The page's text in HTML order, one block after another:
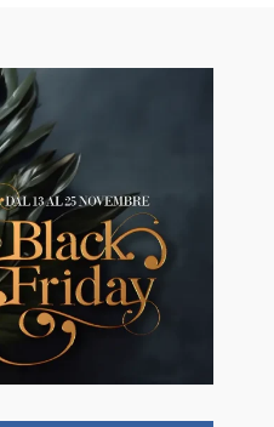
dal 13 a l 25
fino al 50% Su
ed Estetica.